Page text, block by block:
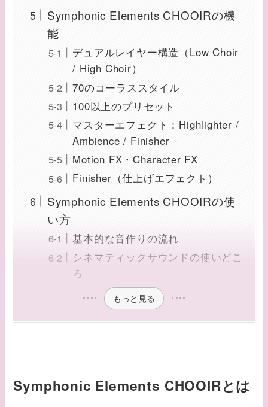
Symphonic Elements CHOOIRの機
能
デュアルレイヤー構造（Low Choir
/ High Choir）
70のコーラススタイル
100以上のプリセット
マスターエフェクト：Highlighter /
Ambience / Finisher
Motion FX・Character FX
Finisher（仕上げエフェクト）
Symphonic Elements CHOOIRの使
い方
基本的な音作りの流れ
シネマティックサウンドの使いどこ
ろ
もっと見る
Symphonic Elements CHOOIRとは